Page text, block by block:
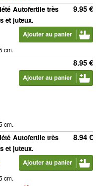
9.95 €
Autofertile très
et juteux.
cm.
8.95 €
cm.
8.94 €
Autofertile très
et juteux.
cm.